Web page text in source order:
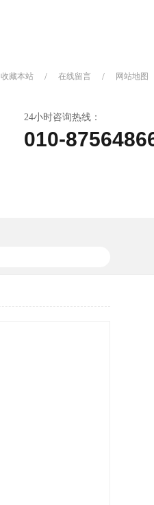
收藏本站 / 在线留言 / 网站地图
24小时咨询热线：
010-